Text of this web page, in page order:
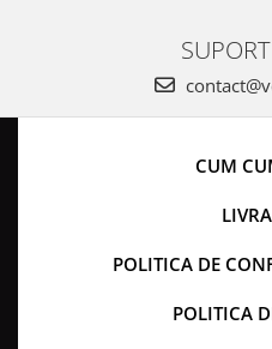
CUM
POLITICA DE
POLITICA